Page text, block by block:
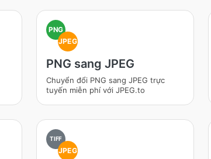
PNG
JPEG
PNG sang JPEG
Chuyển đổi PNG sang JPEG trực
tuyến miễn phí với JPEG.to
TIFF
JPEG